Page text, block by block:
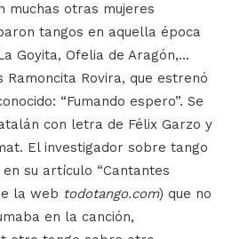
muchas otras mujeres
tangos en aquella época
Goyita, Ofelia de Aragón,…
Rovira, que estrenó
“Fumando espero”. Se
con letra de Félix Garzo y
El investigador sobre tango
su artículo “Cantantes
la web todotango.com) que no
en la canción,